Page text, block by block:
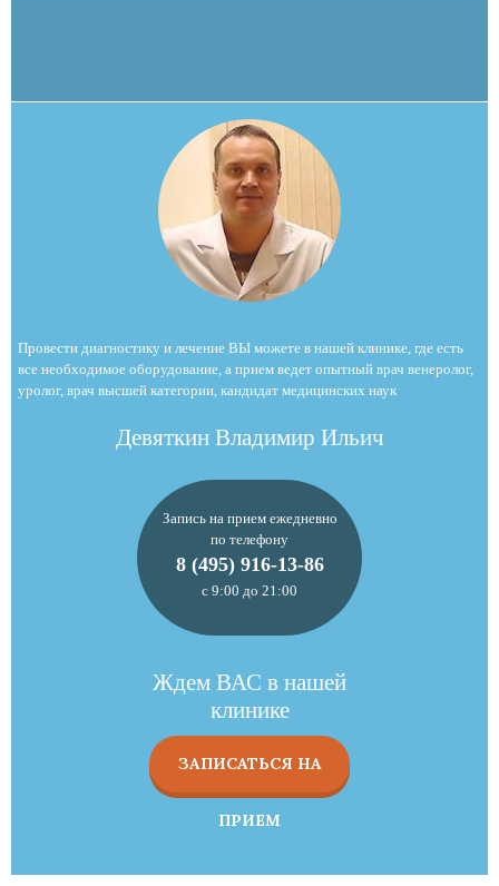
Провести диагностику и лечение ВЫ можете в нашей клинике, где есть
все необходимое оборудование, а прием ведет опытный врач венеролог,
уролог, врач высшей категории, кандидат медицинских наук
Девяткин Владимир Ильич
Запись на прием ежедневно
по телефону
8 (495) 916-13-86
с 9:00 до 21:00
Ждем ВАС в нашей
клинике
ЗАПИСАТЬСЯ НА
ПРИЕМ